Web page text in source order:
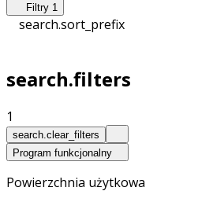
Filtry 1
search.sort_prefix
search.filters
1
search.clear_filters
Program funkcjonalny
Powierzchnia użytkowa